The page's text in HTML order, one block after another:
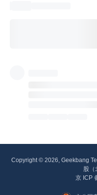
Copyright © 2026, Geekbang
股（
京 ICP